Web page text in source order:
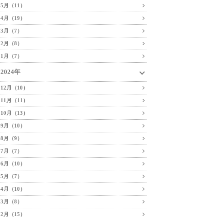
5月（11）
4月（19）
3月（7）
2月（8）
1月（7）
2024年
12月（10）
11月（11）
10月（13）
9月（10）
8月（9）
7月（7）
6月（10）
5月（7）
4月（10）
3月（8）
2月（15）